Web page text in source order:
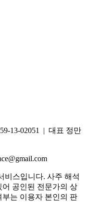
13-02051 | 대표 정만
비스입니다. 사주 해석
공인된 전문가의 상
는 이용자 본인의 판